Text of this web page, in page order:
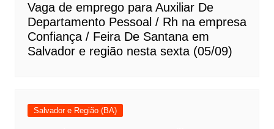
Vaga de emprego para Auxiliar De
Departamento Pessoal / Rh na empresa
Confiança / Feira De Santana em
Salvador e região nesta sexta (05/09)
Salvador e Região (BA)